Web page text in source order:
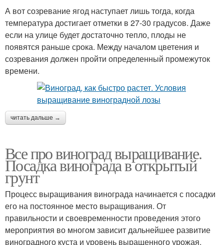
А вот созревание ягод наступает лишь тогда, когда
температура достигает отметки в 27-30 градусов. Даже
если на улице будет достаточно тепло, плоды не
появятся раньше срока. Между началом цветения и
созревания должен пройти определенный промежуток
времени.
читать дальше →
Все про виноград выращивание.
Посадка винограда в открытый
грунт
Процесс выращивания винограда начинается с посадки
его на постоянное место выращивания. От
правильности и своевременности проведения этого
мероприятия во многом зависит дальнейшее развитие
виноградного куста и уровень выращенного урожая.